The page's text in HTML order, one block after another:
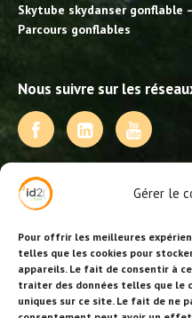
Gérer le
Pour offrir les meilleures
telles que les cookies pour
appareils. Le fait de consentir à
traiter des données telles que le
uniques sur ce site. Le fait de ne
Skytube skydanser gonflable
Parcours gonflables
Nous suivre sur les
NOS PRESTATIONS
Activités, jeux et animations
Animations événementielles
Animations EVJF – EVJG
Animations hôtellerie
Animations anniversaires
Collectivités, centres de